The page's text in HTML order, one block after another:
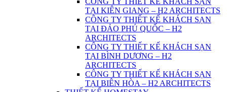
TẠI KIÊN GIANG – H2 ARCHITECTS
CÔNG TY THIẾT KẾ KHÁCH SẠN
TẠI ĐẢO PHÚ QUỐC – H2
ARCHITECTS
CÔNG TY THIẾT KẾ KHÁCH SẠN
TẠI BÌNH DƯƠNG – H2
ARCHITECTS
CÔNG TY THIẾT KẾ KHÁCH SẠN
TẠI BIÊN HÒA – H2 ARCHITECTS